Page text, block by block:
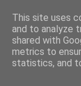
This site uses
and to analyze
shared with
metrics to
statistics, and